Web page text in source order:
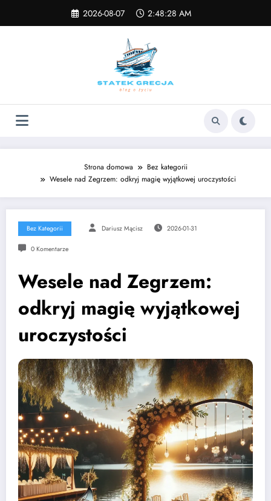
content
2026-08-07 2:48:28 AM
Strona domowa
Bez kategorii
Wesele nad Zegrzem: odkryj magię wyjątkowej uroczystości
Bez Kategorii Dariusz Mącisz 2026-01-31
0 Komentarze
Wesele nad Zegrzem:
odkryj magię wyjątkowej
uroczystości